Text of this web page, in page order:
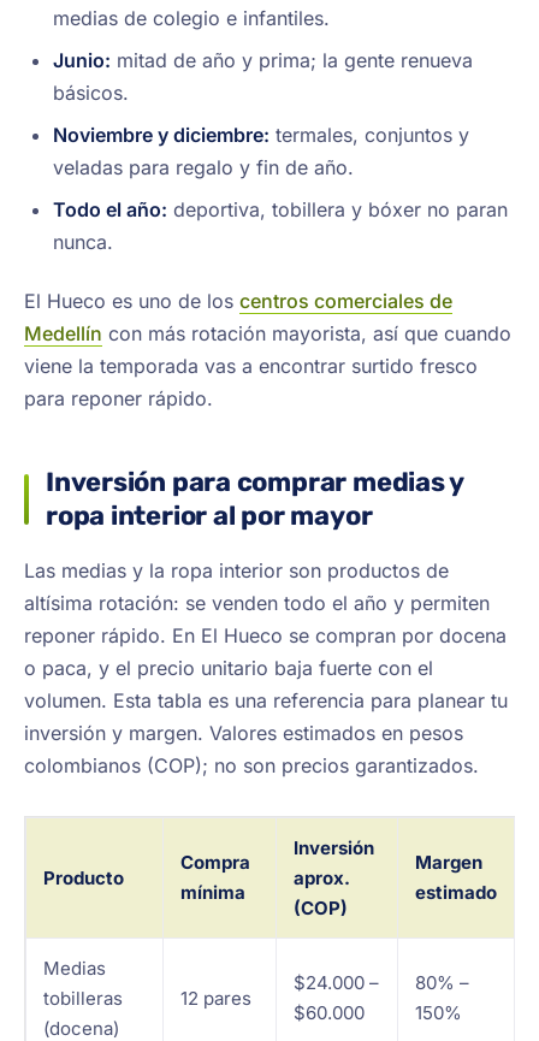
medias de colegio e infantiles.
Junio: mitad de año y prima; la gente renueva
básicos.
Noviembre y diciembre: termales, conjuntos y
veladas para regalo y fin de año.
Todo el año: deportiva, tobillera y bóxer no paran
nunca.
El Hueco es uno de los centros comerciales de
Medellín con más rotación mayorista, así que cuando
viene la temporada vas a encontrar surtido fresco
para reponer rápido.
Inversión para comprar medias y
ropa interior al por mayor
Las medias y la ropa interior son productos de
altísima rotación: se venden todo el año y permiten
reponer rápido. En El Hueco se compran por docena
o paca, y el precio unitario baja fuerte con el
volumen. Esta tabla es una referencia para planear tu
inversión y margen. Valores estimados en pesos
colombianos (COP); no son precios garantizados.
Producto
Compra
mínima
Inversión
aprox.
(COP)
Margen
estimado
Medias
tobilleras
(docena)
12 pares
$24.000 –
$60.000
80% –
150%